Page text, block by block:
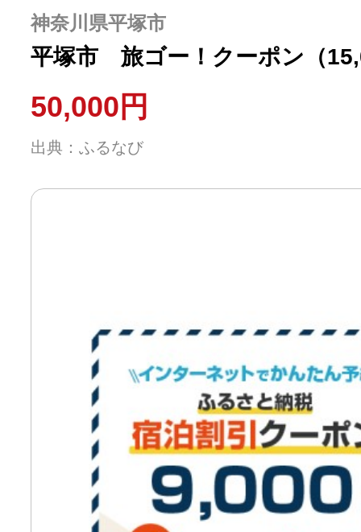
神奈川県平塚市
平塚市 旅ゴー！クーポン（
50,000円
出典：ふるなび